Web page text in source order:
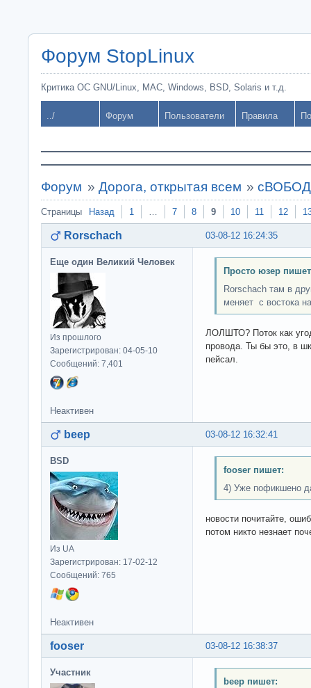
Форум StopLinux
Критика ОС GNU/Linux, MAC, Windows, BSD, Solaris и т.д.
../ Форум Пользователи Правила
Форум » Дорога, открытая всем »
Страницы Назад 1 … 7 8 9 10 11 12
03-08-12 16:24:35
Rorschach
Еще один Великий Человек
Из прошлого
Зарегистрирован: 04-05-10
Сообщений: 7,401
Просто юзер
Rorschach там в
меняет с востока
ЛОЛШТО? Поток как
провода. Ты бы это, в
пейсал.
Неактивен
03-08-12 16:32:41
beep
BSD
Из UA
Зарегистрирован: 17-02-12
Сообщений: 765
fooser пишет:
4) Уже пофикшено
новости почитайте,
потом никто незнает
Неактивен
03-08-12 16:38:37
fooser
Участник
beep пишет: